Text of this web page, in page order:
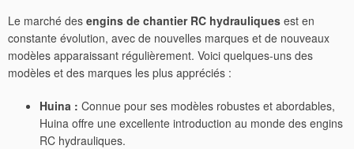
Le marché des engins de chantier RC hydrauliques est en
constante évolution, avec de nouvelles marques et de nouveaux
modèles apparaissant régulièrement. Voici quelques-uns des
modèles et des marques les plus appréciés :
Huina : Connue pour ses modèles robustes et abordables,
Huina offre une excellente introduction au monde des engins
RC hydrauliques.